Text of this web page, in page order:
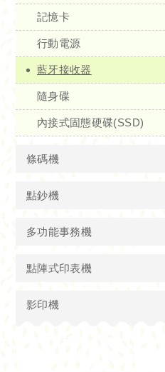
記憶卡
行動電源
藍牙接收器
隨身碟
內接式固態硬碟(SSD)
條碼機
點鈔機
多功能事務機
點陣式印表機
影印機